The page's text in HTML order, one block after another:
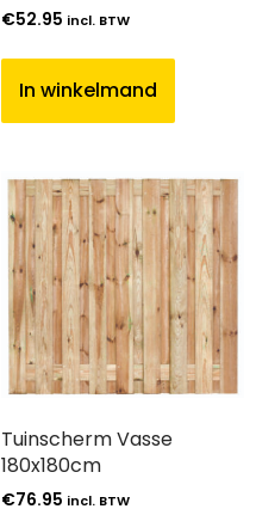
€52.95 incl. BTW
In winkelmand
Tuinscherm Vasse
180x180cm
€76.95 incl. BTW